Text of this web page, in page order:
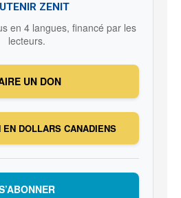
ZENIT
en 4 langues, financé par les
lecteurs.
UN DON
EN DOLLARS CANADIENS